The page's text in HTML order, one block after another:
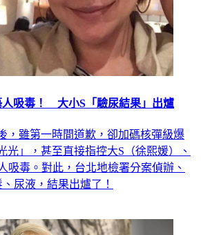
人吸毒！ 大小S「驗尿結果」出爐
，雖第一時間道歉，卻加碼核彈級爆
光」，甚至直接指控大S（徐熙媛）、
吸毒。對此，台北地檢署分案偵辦、
尿液，結果出爐了！